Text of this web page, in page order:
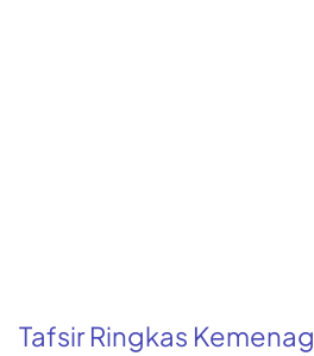
Tafsir Ringkas Kemenag